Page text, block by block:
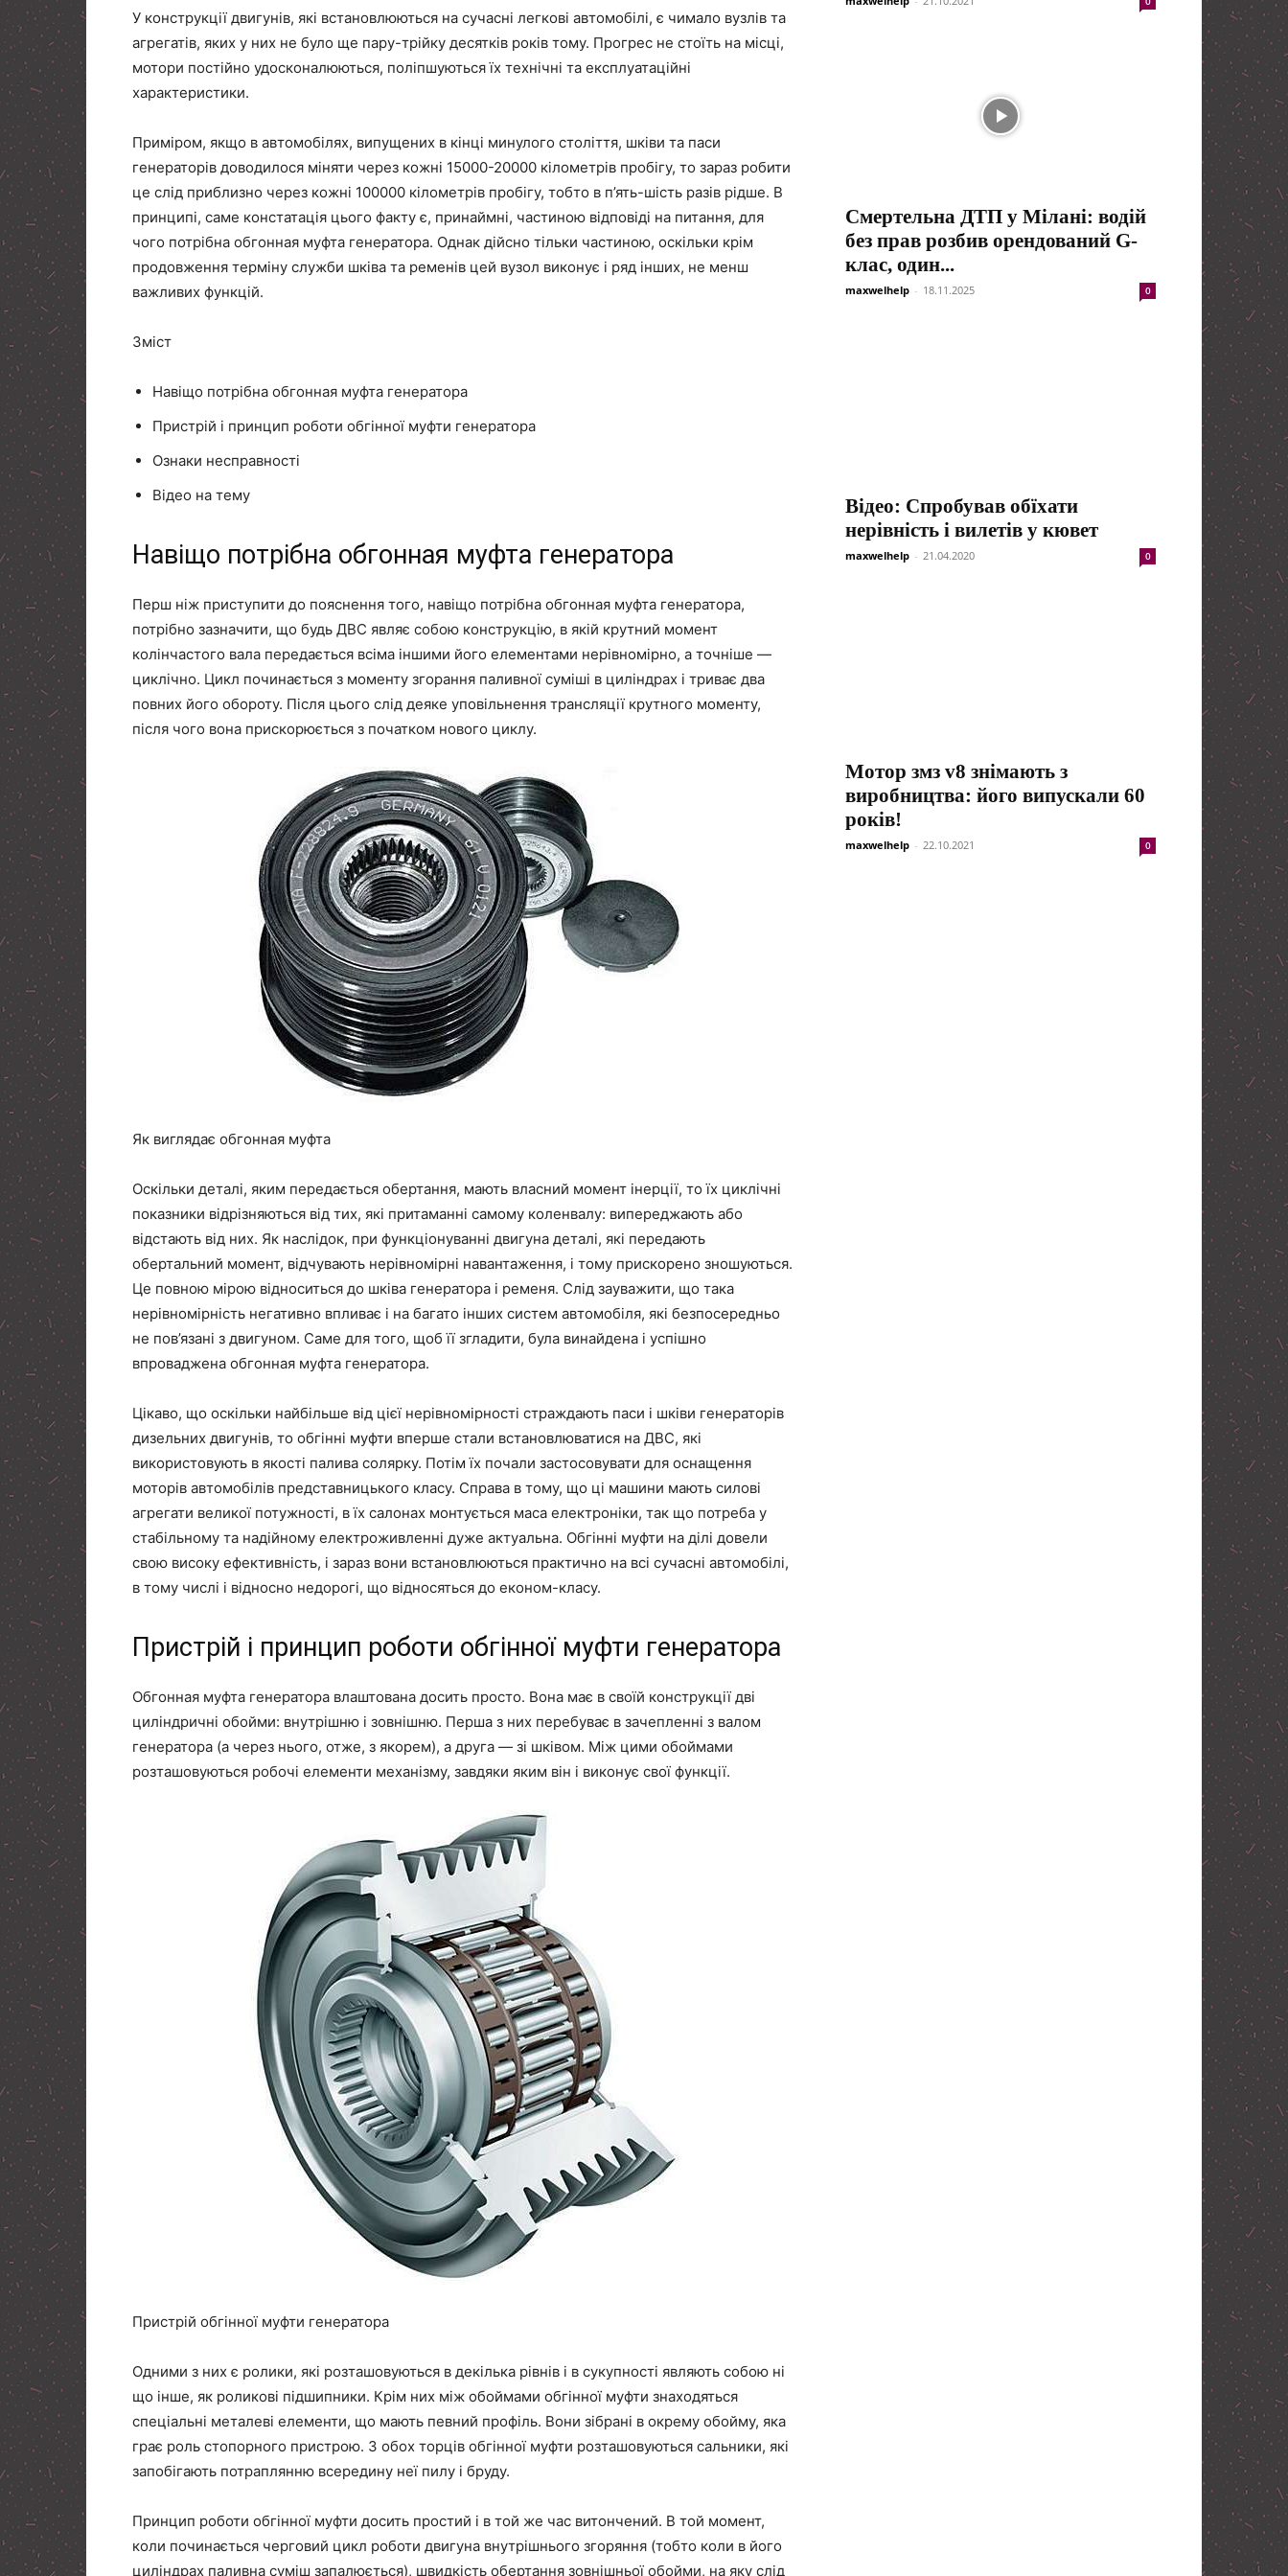
У конструкції двигунів, які встановлюються на сучасні легкові автомобілі, є чимало вузлів та
агрегатів, яких у них не було ще пару-трійку десятків років тому. Прогрес не стоїть на місці,
мотори постійно удосконалюються, поліпшуються їх технічні та експлуатаційні
характеристики.
Приміром, якщо в автомобілях, випущених в кінці минулого століття, шківи та паси
генераторів доводилося міняти через кожні 15000-20000 кілометрів пробігу, то зараз робити
це слід приблизно через кожні 100000 кілометрів пробігу, тобто в п’ять-шість разів рідше. В
принципі, саме констатація цього факту є, принаймні, частиною відповіді на питання, для
чого потрібна обгонная муфта генератора. Однак дійсно тільки частиною, оскільки крім
продовження терміну служби шківа та ременів цей вузол виконує і ряд інших, не менш
важливих функцій.
Зміст
Навіщо потрібна обгонная муфта генератора
Пристрій і принцип роботи обгінної муфти генератора
Ознаки несправності
Відео на тему
Навіщо потрібна обгонная муфта генератора
Перш ніж приступити до пояснення того, навіщо потрібна обгонная муфта генератора,
потрібно зазначити, що будь ДВС являє собою конструкцію, в якій крутний момент
колінчастого вала передається всіма іншими його елементами нерівномірно, а точніше —
циклічно. Цикл починається з моменту згорання паливної суміші в циліндрах і триває два
повних його обороту. Після цього слід деяке уповільнення трансляції крутного моменту,
після чого вона прискорюється з початком нового циклу.
Як виглядає обгонная муфта
Оскільки деталі, яким передається обертання, мають власний момент інерції, то їх циклічні
показники відрізняються від тих, які притаманні самому коленвалу: випереджають або
відстають від них. Як наслідок, при функціонуванні двигуна деталі, які передають
обертальний момент, відчувають нерівномірні навантаження, і тому прискорено зношуються.
Це повною мірою відноситься до шківа генератора і ременя. Слід зауважити, що така
нерівномірність негативно впливає і на багато інших систем автомобіля, які безпосередньо
не пов’язані з двигуном. Саме для того, щоб її згладити, була винайдена і успішно
впроваджена обгонная муфта генератора.
Цікаво, що оскільки найбільше від цієї нерівномірності страждають паси і шківи генераторів
дизельних двигунів, то обгінні муфти вперше стали встановлюватися на ДВС, які
використовують в якості палива солярку. Потім їх почали застосовувати для оснащення
моторів автомобілів представницького класу. Справа в тому, що ці машини мають силові
агрегати великої потужності, в їх салонах монтується маса електроніки, так що потреба у
стабільному та надійному електроживленні дуже актуальна. Обгінні муфти на ділі довели
свою високу ефективність, і зараз вони встановлюються практично на всі сучасні автомобілі,
в тому числі і відносно недорогі, що відносяться до економ-класу.
Пристрій і принцип роботи обгінної муфти генератора
Обгонная муфта генератора влаштована досить просто. Вона має в своїй конструкції дві
циліндричні обойми: внутрішню і зовнішню. Перша з них перебуває в зачепленні з валом
генератора (а через нього, отже, з якорем), а друга — зі шківом. Між цими обоймами
розташовуються робочі елементи механізму, завдяки яким він і виконує свої функції.
Пристрій обгінної муфти генератора
Одними з них є ролики, які розташовуються в декілька рівнів і в сукупності являють собою ні
що інше, як роликові підшипники. Крім них між обоймами обгінної муфти знаходяться
спеціальні металеві елементи, що мають певний профіль. Вони зібрані в окрему обойму, яка
грає роль стопорного пристрою. З обох торців обгінної муфти розташовуються сальники, які
запобігають потраплянню всередину неї пилу і бруду.
Принцип роботи обгінної муфти досить простий і в той же час витончений. В той момент,
коли починається черговий цикл роботи двигуна внутрішнього згоряння (тобто коли в його
циліндрах паливна суміш запалюється), швидкість обертання зовнішньої обойми, на яку слід
Смертельна ДТП у Мілані: водій
без прав розбив орендований G-
клас, один...
maxwelhelp - 18.11.2025 0
Відео: Спробував обїхати
нерівність і вилетів у кювет
maxwelhelp - 21.04.2020 0
Мотор змз v8 знімають з
виробництва: його випускали 60
років!
maxwelhelp - 22.10.2021 0